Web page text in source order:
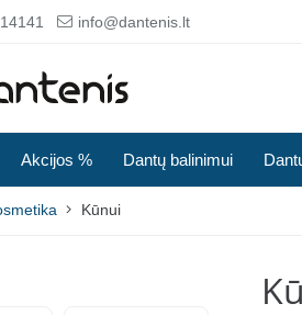
info@dantenis.lt
Akcijos % Dantų balinimui
Kūnui